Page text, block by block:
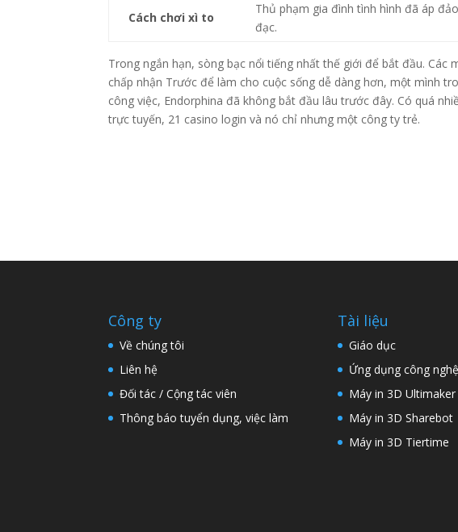
Cách chơi xì to
Thủ phạm gia đình tình hình đã áp
đạc.
Trong ngắn hạn, sòng bạc nổi tiếng nhất thế giới để bắt đầu.
chấp nhận Trước để làm cho cuộc sống dễ dàng hơn, một mình
công việc, Endorphina đã không bắt đầu lâu trước đây. Có quá
trực tuyến, 21 casino login và nó chỉ nhưng một công ty trẻ.
Công ty
Về chúng tôi
Liên hệ
Đối tác / Cộng tác viên
Thông báo tuyển dụng, việc làm
Tài liệu
Giáo dục
Ứng dụng công
Máy in 3D Ultimaker
Máy in 3D Sharebot
Máy in 3D Tiertime